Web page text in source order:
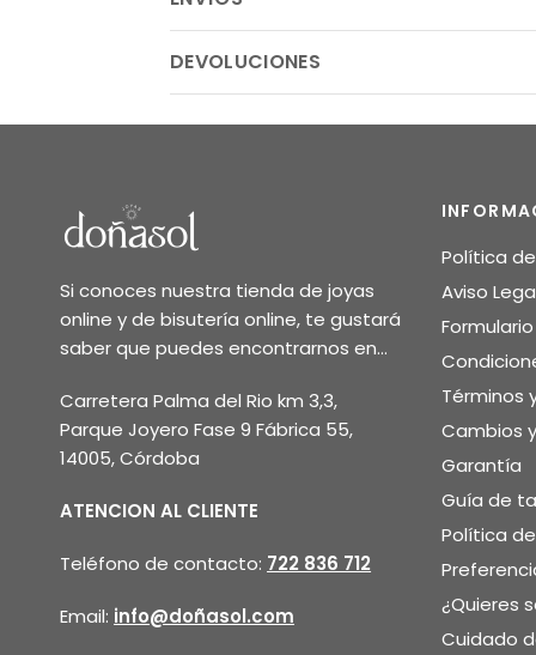
DEVOLUCIONES
Si conoces nuestra tienda de joyas
online y de bisutería online, te gustará
saber que puedes encontrarnos en...
Carretera Palma del Rio km 3,3,
Parque Joyero Fase 9 Fábrica 55,
14005, Córdoba
ATENCION AL CLIENTE
Teléfono de contacto: 722 836 712
Email: info@doñasol.com
Política
Aviso
Términos
Cambios
Garantía
Guía de
Política
¿Quieres
Cuidado